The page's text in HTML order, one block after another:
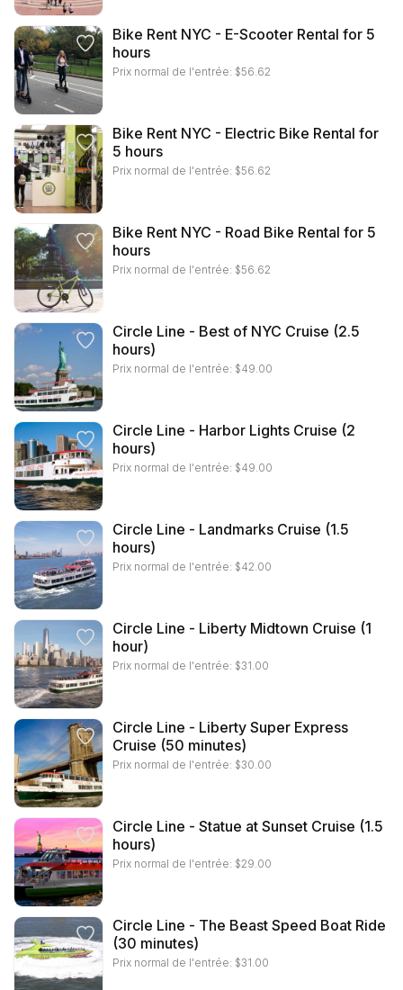
Bike Rent NYC - E-Scooter Rental for 5
hours
Prix normal de l'entrée: $56.62
Bike Rent NYC - Electric Bike Rental for
5 hours
Prix normal de l'entrée: $56.62
Bike Rent NYC - Road Bike Rental for 5
hours
Prix normal de l'entrée: $56.62
Circle Line - Best of NYC Cruise (2.5
hours)
Prix normal de l'entrée: $49.00
Circle Line - Harbor Lights Cruise (2
hours)
Prix normal de l'entrée: $49.00
Circle Line - Landmarks Cruise (1.5
hours)
Prix normal de l'entrée: $42.00
Circle Line - Liberty Midtown Cruise (1
hour)
Prix normal de l'entrée: $31.00
Circle Line - Liberty Super Express
Cruise (50 minutes)
Prix normal de l'entrée: $30.00
Circle Line - Statue at Sunset Cruise (1.5
hours)
Prix normal de l'entrée: $29.00
Circle Line - The Beast Speed Boat Ride
(30 minutes)
Prix normal de l'entrée: $31.00